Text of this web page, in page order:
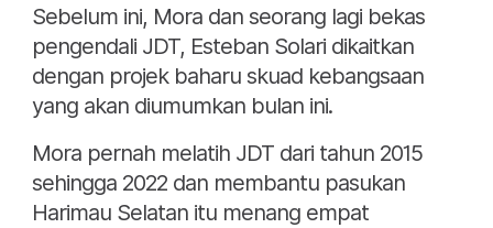
Sebelum ini, Mora dan seorang lagi bekas
pengendali JDT, Esteban Solari dikaitkan
dengan projek baharu skuad kebangsaan
yang akan diumumkan bulan ini.
Mora pernah melatih JDT dari tahun 2015
sehingga 2022 dan membantu pasukan
Harimau Selatan itu menang empat